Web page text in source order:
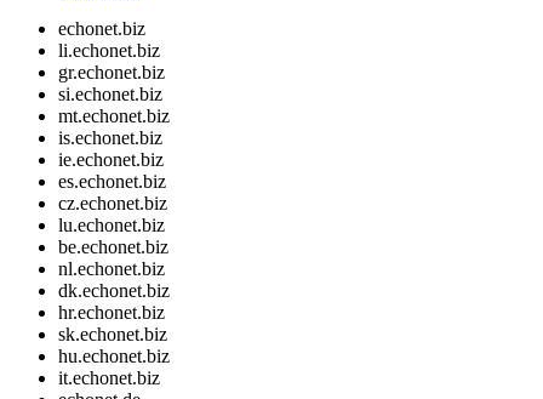
echonet.biz
li.echonet.biz
gr.echonet.biz
si.echonet.biz
mt.echonet.biz
is.echonet.biz
ie.echonet.biz
es.echonet.biz
cz.echonet.biz
lu.echonet.biz
be.echonet.biz
nl.echonet.biz
dk.echonet.biz
hr.echonet.biz
sk.echonet.biz
hu.echonet.biz
it.echonet.biz